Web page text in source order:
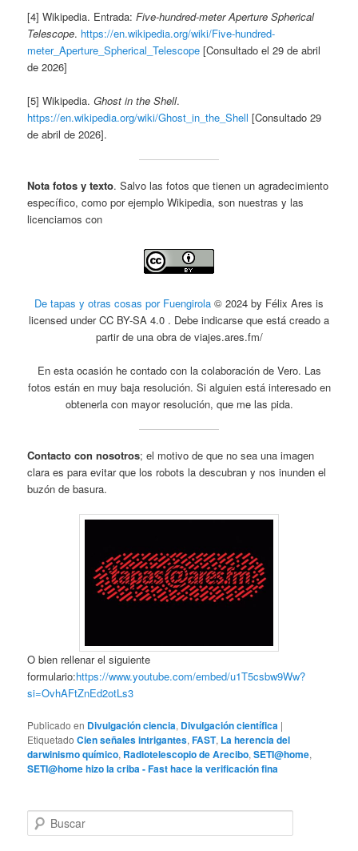
[4] Wikipedia. Entrada:Five-hundred-meter Aperture Spherical
Telescope. https://en.wikipedia.org/wiki/Five-hundred-
meter_Aperture_Spherical_Telescope [Consultado el 29 de abril
de 2026]
[5] Wikipedia.Ghost in the Shell.
https://en.wikipedia.org/wiki/Ghost_in_the_Shell [Consultado 29
de abril de 2026].
Nota fotos y texto. Salvo las fotos que tienen un agradecimiento
específico, como por ejemplo Wikipedia, son nuestras y las
licenciamos con
De tapas y otras cosas por Fuengirola © 2024 by Félix Ares is
licensed under CC BY-SA 4.0 . Debe indicarse que está creado a
partir de una obra de viajes.ares.fm/
En esta ocasión he contado con la colaboración de Vero. Las
fotos están en muy baja resolución. Si alguien está interesado en
obtenerla con mayor resolución, que me las pida.
Contacto con nosotros; el motivo de que no sea una imagen
clara es para evitar que los robots la descubran y nos inunden el
buzón de basura.
O bien rellenar el siguiente
formulario:https://www.youtube.com/embed/u1T5csbw9Ww?
si=OvhAFtZnEd2otLs3
Publicado en Divulgación ciencia, Divulgación científica |
Etiquetado Cien señales intrigantes,FAST, La herencia del
darwinismo químico, Radiotelescopio de Arecibo,SETI@home,
SETI@home hizo la criba - Fast hace la verificación fina
u